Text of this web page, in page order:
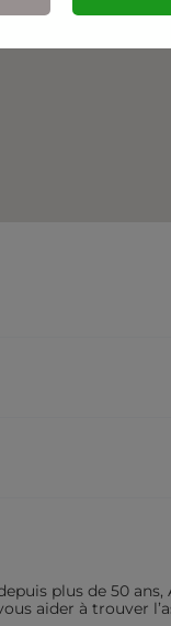
plus de 50
aider à trouver